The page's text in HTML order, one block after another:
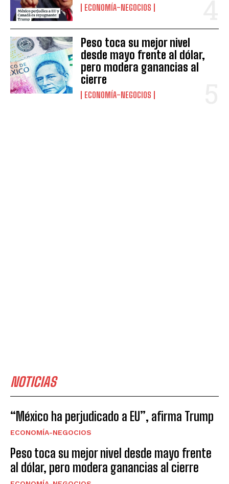
ECONOMÍA-NEGOCIOS
Peso toca su mejor nivel
desde mayo frente al dólar,
pero modera ganancias al
cierre
ECONOMÍA-NEGOCIOS
NOTICIAS
“México ha perjudicado a EU”, afirma Trump
ECONOMÍA-NEGOCIOS
Peso toca su mejor nivel desde mayo frente
al dólar, pero modera ganancias al cierre